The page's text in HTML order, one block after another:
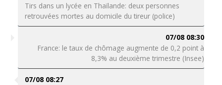
Tirs dans un lycée en Thaïlande: deux personnes
retrouvées mortes au domicile du tireur (police)
07/08 08:30
France: le taux de chômage augmente de 0,2 point à
8,3% au deuxième trimestre (Insee)
07/08 08:27